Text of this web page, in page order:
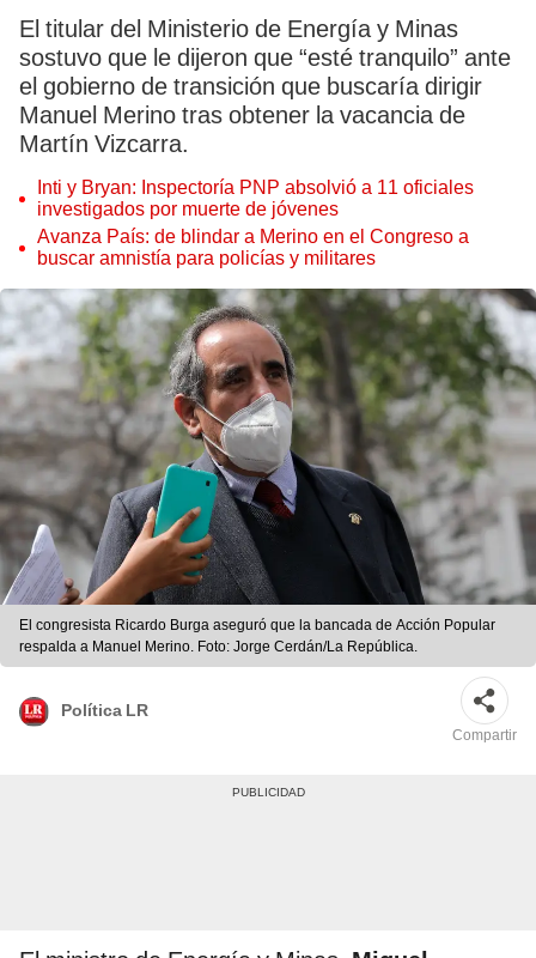
El titular del Ministerio de Energía y Minas
sostuvo que le dijeron que “esté tranquilo” ante
el gobierno de transición que buscaría dirigir
Manuel Merino tras obtener la vacancia de
Martín Vizcarra.
Inti y Bryan: Inspectoría PNP absolvió a 11 oficiales
investigados por muerte de jóvenes
Avanza País: de blindar a Merino en el Congreso a
buscar amnistía para policías y militares
El congresista Ricardo Burga aseguró que la bancada de Acción Popular
respalda a Manuel Merino. Foto: Jorge Cerdán/La República.
Política LR
Compartir